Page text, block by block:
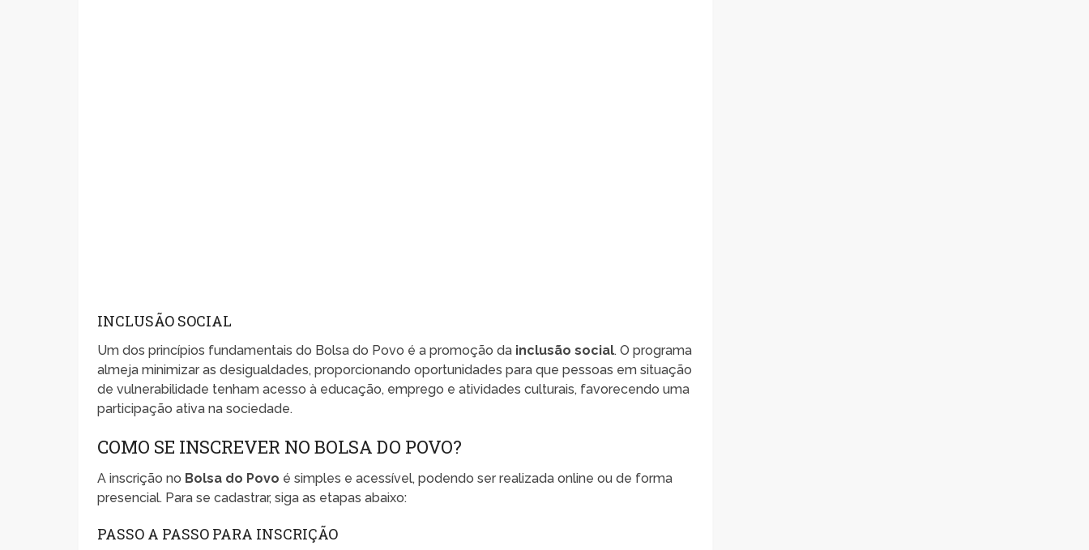
INCLUSÃO SOCIAL
Um dos princípios fundamentais do Bolsa do Povo é a promoção da inclusão social. O programa
almeja minimizar as desigualdades, proporcionando oportunidades para que pessoas em situação
de vulnerabilidade tenham acesso à educação, emprego e atividades culturais, favorecendo uma
participação ativa na sociedade.
COMO SE INSCREVER NO BOLSA DO POVO?
A inscrição no Bolsa do Povo é simples e acessível, podendo ser realizada online ou de forma
presencial. Para se cadastrar, siga as etapas abaixo:
PASSO A PASSO PARA INSCRIÇÃO